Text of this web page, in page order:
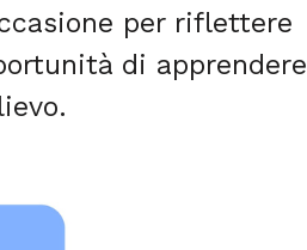
per riflettere
di apprendere